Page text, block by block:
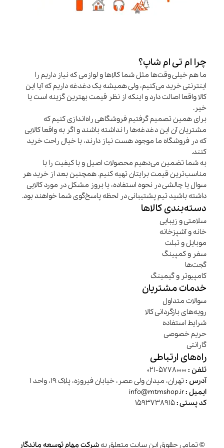
چرا ام تی ام شاپ؟
ما هم خیلی وقت‌ها مثل شما کالاها و لوازمی که نیاز داریم را
اینترنتی خرید می‌کنیم، ولی همیشه یک دغدغه داریم که آیا این
کالا واقعا اصالت دارد و اینکه از نظر قیمت بهترین گزینه است یا
خیر.
برای همین تصمیم گرفتیم فروشگاهی راه‌اندازی کنیم که
مشتریان آن این دغدغه‌ها را نداشته باشند و اگر به واقعا کالایی
که در فروشگاه ما موجود هست نیاز دارند، با خیال راحت خرید
کنند.
به شما تضمین می‌دهیم محصولات اصیل و با کیفیت را با
مناسب‌ترین قیمت برایتان تهیه کنیم. همچنین بعد از خرید هر
سوال یا چالشی در نحوه استفاده، یا بروز مشکل در مورد کالایی
داشته باشید تیم پشتیبانی در لحظه پاسخ‌گوی شما خواهند بود.
دسته‌بندی کالاها
سلامتی و زیبایی
خانه و آشپزخانه
موبایل و تبلت
سفر و کمپینگ
گجت‌ها
کامپیوتر و گیمینگ
خدمات مشتریان
سوالات متداول
رویه‌های بازگردانی کالا
شرایط استفاده
حریم خصوصی
گارانتی
راه‌های ارتباطی
تلفن :
آدرس :تهران، میدان ولی عصر، خیابان فیروزه، پلاک 19، واحد 1
ایمیل :
کد پستی :
© تمامی حقوق این سایت متعلق به شرکت مهام توسعه ماندگار